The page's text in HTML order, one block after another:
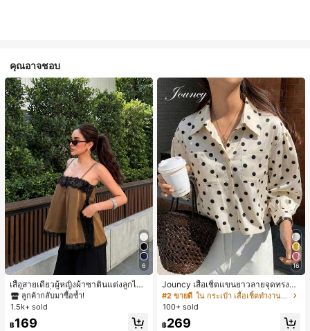
คุณอาจชอบ
6
เสื้อสายเดี่ยวผู้หญิงผ้าซาตินแต่งลูกไม้
- เสื้อสายเดี่ยวฤดูร้อนสีคากีมีรอยผ่าด้า
นข้างที่น่าดึงดูดแบบสบายๆ
ลูกค้ากลับมาซื้อซ้ำ!
#1 ขายดี
ใน สีกากี เสื้อสตรี เสื้อเบลาส์ & Tee
ลูกค้ากลับมาซื้อซ้ำ!
#1 ขายดี
ใน สีกากี เสื้อสตรี เสื้อเบลาส์ & Tee
ลูกค้ากลับมาซื้อซ้ำ!
#1 ขายดี
ลูกค้ากลับมาซื้อซ้ำ!
1.5k+ sold
฿169
16
Jouncy เสื้อเชิ้ตแขนยาวลายจุดทรงหล
วมสำหรับผู้หญิง
#2 ขายดี
ใน กระเป๋า เสื้อเชิ้ตทำงานมีกระเป๋า
100+ sold
฿269